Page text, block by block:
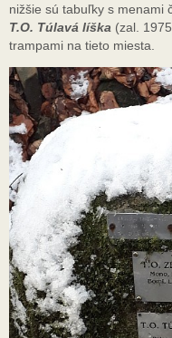
nižšie sú tabuľky s menami
T.O. Túlavá líška (zal.
trampami na tieto miesta.